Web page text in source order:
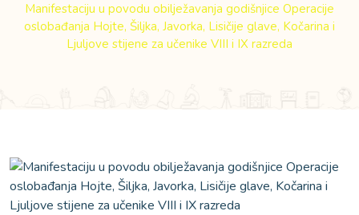
Manifestaciju u povodu obilježavanja godišnjice Operacije
oslobađanja Hojte, Šiljka, Javorka, Lisičije glave, Kočarina i
Ljuljove stijene za učenike VIII i IX razreda